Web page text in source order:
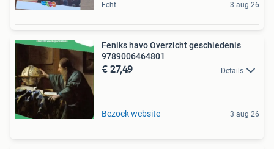
Echt 3 aug 26
Feniks havo Overzicht geschiedenis
9789006464801
€ 27,49 Details
Bezoek website 3 aug 26